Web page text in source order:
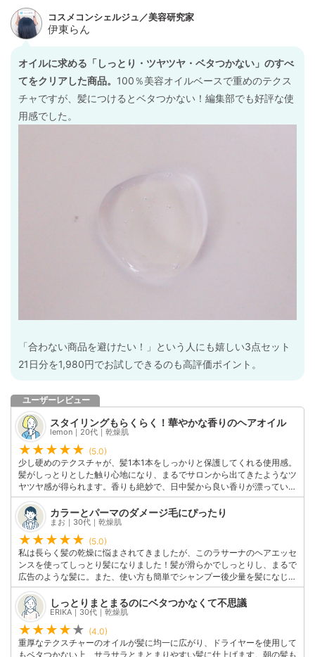
オイルに求める「しっとり・ツヤツヤ・ベタつかない」のすべ
てをクリアした商品。 100％美容オイルベースで重めのテクス
チャですが、髪につけるとベタつかない！編集部でも好評な使
用感でした。
「合わない商品を避けたい！」という人にも嬉しい3点セット
21日分を1,980円でお試しできるのも高評価ポイント。
ユーザーレビュー
スタイリングもらくらく！華やかな香りのヘアオイル
lemon｜20代｜乾燥肌
(5.0)
少し硬めのテクスチャが、髪1本1本をしっかりと保護してくれる使用感。
髪がしっとりとした触り心地になり、まるでサロンから出てきたようなツ
ヤツヤ感が得られます。香りも絶妙で、日中髪から良い香りが漂っていま
す。翌朝まで毛先までしっかりとまとまりを保っていたのでスタイリング
も楽になって、毎日が良い髪日和になりました。
このユーザーの他の口コミを見る
カラーとパーマのダメージ毛にぴったり
まお｜30代｜乾燥肌
(5.0)
私は長らく髪の乾燥に悩まされてきましたが、このラサーナのヘアエッセ
ンスを使ってしっとり髪になりました！髪が滑らかでしっとりし、まるで
広告のような髪に。また、使い方も簡単でシャンプー後少量を髪になじま
せるだけ。このヘアオイルは私の美髪への秘密です！
このユーザーの他の口コミを見る
しっとりまとまるのにベタつかなくて不思議
ERIKA｜30代｜乾燥肌
(4.0)
重厚なテクスチャーのオイルが髪に均一に広がり、ドライヤーを使用して
もベタつかない上、サラサラとまとまりやすい髪に仕上げます。朝の髪も